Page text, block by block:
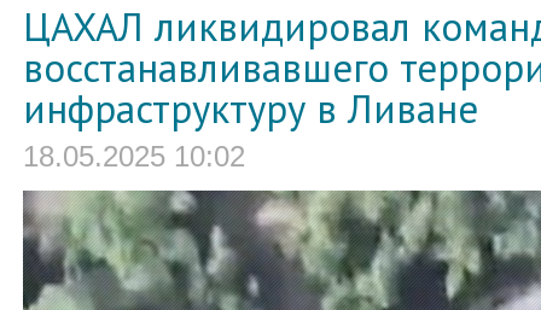
ЦАХАЛ ликвидировал
восстанавливавшего
инфраструктуру в Ливане
18.05.2025 10:02